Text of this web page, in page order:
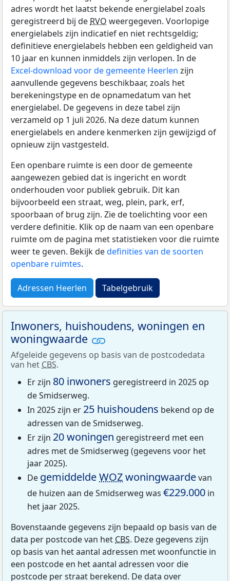
adres wordt het laatst bekende energielabel zoals
geregistreerd bij de RVO weergegeven. Voorlopige
energielabels zijn indicatief en niet rechtsgeldig;
definitieve energielabels hebben een geldigheid van
10 jaar en kunnen inmiddels zijn verlopen. In de
Excel-download voor de gemeente Heerlen zijn
aanvullende gegevens beschikbaar, zoals het
berekeningstype en de opnamedatum van het
energielabel. De gegevens in deze tabel zijn
verzameld op 1 juli 2026. Na deze datum kunnen
energielabels en andere kenmerken zijn gewijzigd of
opnieuw zijn vastgesteld.
Een openbare ruimte is een door de gemeente
aangewezen gebied dat is ingericht en wordt
onderhouden voor publiek gebruik. Dit kan
bijvoorbeeld een straat, weg, plein, park, erf,
spoorbaan of brug zijn. Zie de toelichting voor een
verdere definitie. Klik op de naam van een openbare
ruimte om de pagina met statistieken voor die ruimte
weer te geven. Bekijk dedefinities van de soorten
openbare ruimtes.
Adressen Heerlen Tabelgebruik
Inwoners, huishoudens, woningen en
woningwaarde
Afgeleide gegevens op basis van de postcodedata
van het CBS.
Er zijn 80 inwoners geregistreerd in 2025 op
de Smidserweg.
In 2025 zijn er 25 huishoudens bekend op de
adressen van de Smidserweg.
Er zijn 20 woningen geregistreerd met een
adres met de Smidserweg (gegevens voor het
jaar 2025).
De gemiddeldeWOZwoningwaardevan
de huizen aan de Smidserweg was €229.000 in
het jaar 2025.
Bovenstaande gegevens zijn bepaald op basis van de
data per postcode van het CBS. Deze gegevens zijn
op basis van het aantal adressen met woonfunctie in
een postcode en het aantal adressen voor die
postcode per straat berekend. De data over